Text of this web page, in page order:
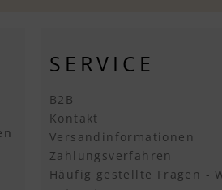
SERVICE
B2B
Kontakt
Versandinformationen
Zahlungsverfahren
Häufig gestellte Fragen -